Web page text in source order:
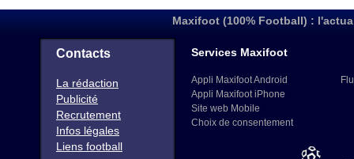
Maxifoot (100% Football) :
Contacts
La rédaction
Publicité
Recrutement
Infos légales
Liens football
Services Maxifoot
Appli Maxifoot Android
Appli Maxifoot iPhone
Site web Mobile
Choix de consentement